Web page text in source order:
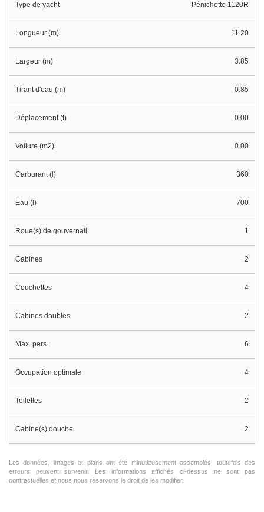
Type de yacht Pénichette 1120R
Longueur (m) 11.20
Largeur (m) 3.85
Tirant d'eau (m) 0.85
Déplacement (t) 0.00
Voilure (m2) 0.00
Carburant (l) 360
Eau (l) 700
Roue(s) de gouvernail 1
Cabines 2
Couchettes 4
Cabines doubles 2
Max. pers. 6
Occupation optimale 4
Toilettes 2
Cabine(s) douche 2
Les données, images et plans ont été minutieusement assemblés, toutefois des
erreurs peuvent survenir. Les informations affichés ci-dessus ne sont pas
contractuelles et nous nous réservons le droit de les modifier.